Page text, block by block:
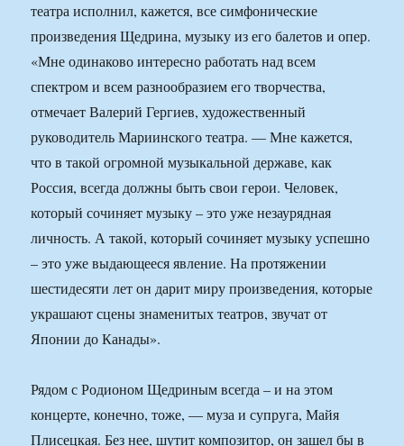
театра исполнил, кажется, все симфонические
произведения Щедрина, музыку из его балетов и опер.
«Мне одинаково интересно работать над всем
спектром и всем разнообразием его творчества,
отмечает Валерий Гергиев, художественный
руководитель Мариинского театра. — Мне кажется,
что в такой огромной музыкальной державе, как
Россия, всегда должны быть свои герои. Человек,
который сочиняет музыку – это уже незаурядная
личность. А такой, который сочиняет музыку успешно
– это уже выдающееся явление. На протяжении
шестидесяти лет он дарит миру произведения, которые
украшают сцены знаменитых театров, звучат от
Японии до Канады».
Рядом с Родионом Щедриным всегда – и на этом
концерте, конечно, тоже, — муза и супруга, Майя
Плисецкая. Без нее, шутит композитор, он зашел бы в